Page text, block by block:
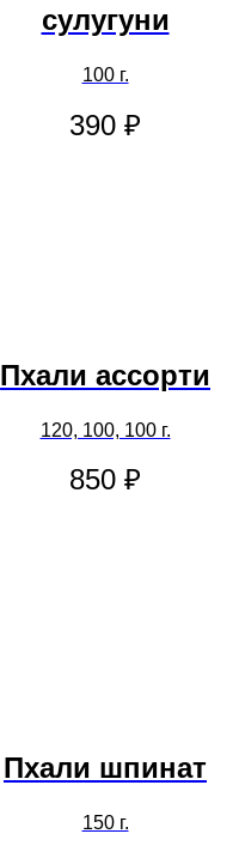
сулугуни
100 г.
390 ₽
Пхали ассорти
120, 100, 100 г.
850 ₽
Пхали шпинат
150 г.